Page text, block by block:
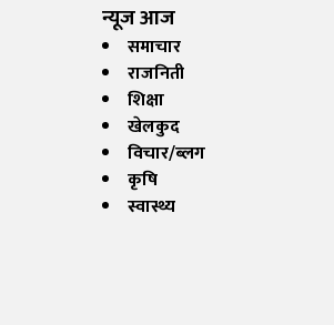
न्यूज आज
समाचार
राजनिती
शिक्षा
खेलकुद
विचार/ब्लग
कृषि
स्वास्थ्य